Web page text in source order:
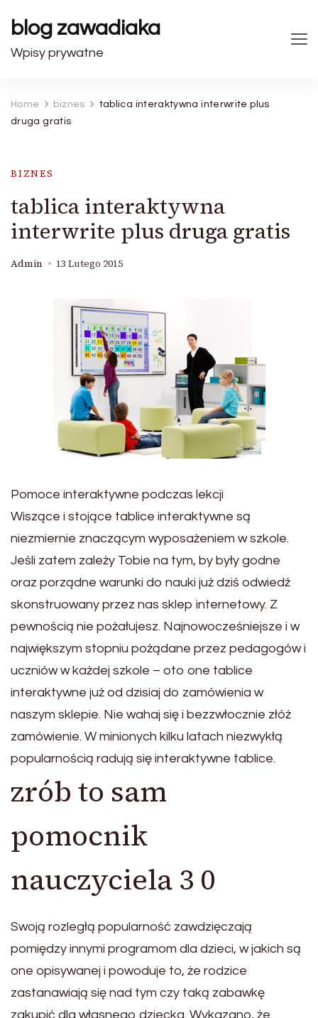
blog zawadiaka
Wpisy prywatne
Home biznes
tablica interaktywna interwrite plus
druga gratis
BIZNES
tablica interaktywna
interwrite plus druga gratis
Admin 13 Lutego 2015
Pomoce interaktywne podczas lekcji
Wiszące i stojące tablice interaktywne są
niezmiernie znaczącym wyposażeniem w szkole.
Jeśli zatem zależy Tobie na tym, by były godne
oraz porządne warunki do nauki już dziś odwiedź
skonstruowany przez nas sklep internetowy. Z
pewnością nie pożałujesz. Najnowocześniejsze i w
największym stopniu pożądane przez pedagogów i
uczniów w każdej szkole – oto one tablice
interaktywne już od dzisiaj do zamówienia w
naszym sklepie. Nie wahaj się i bezzwłocznie złóż
zamówienie. W minionych kilku latach niezwykłą
popularnością radują się interaktywne tablice.
zrób to sam
pomocnik
nauczyciela 3 0
Swoją rozległą popularność zawdzięczają
pomiędzy innymi programom dla dzieci, w jakich są
one opisywanej i powoduje to, że rodzice
zastanawiają się nad tym czy taką zabawkę
zakupić dla własnego dziecka. Wykazano, że